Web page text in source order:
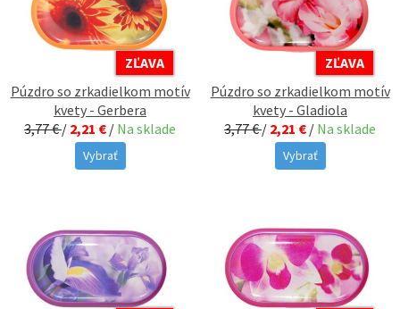
ZĽAVA
Púzdro so zrkadielkom motív
kvety - Gerbera
3,77 €/ 2,21 € / Na sklade
Vybrať
ZĽAVA
Púzdro so zrkadielkom motív
kvety - Gladiola
3,77 €/ 2,21 € / Na sklade
Vybrať